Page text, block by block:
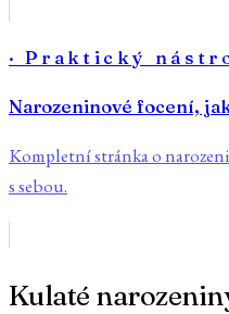
· Praktický
Narozeninové focení,
Kompletní stránka o
s sebou.
Kulaté